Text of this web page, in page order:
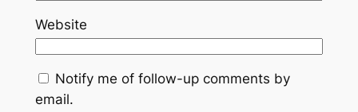
Website
Notify me of follow-up comments by
email.